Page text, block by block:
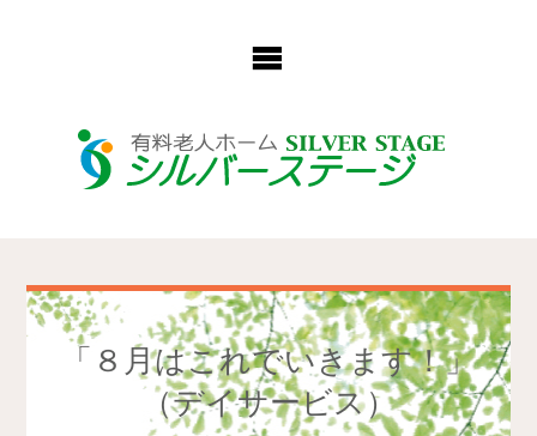
「８月はこれでいきます！」
（デイサービス）